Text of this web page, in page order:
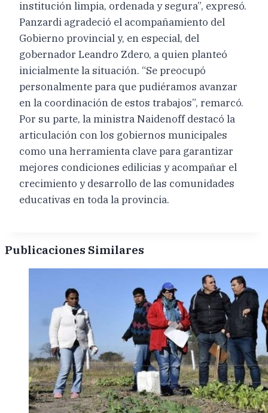
institución limpia, ordenada y segura”, expresó.
Panzardi agradeció el acompañamiento del
Gobierno provincial y, en especial, del
gobernador Leandro Zdero, a quien planteó
inicialmente la situación. “Se preocupó
personalmente para que pudiéramos avanzar
en la coordinación de estos trabajos”, remarcó.
Por su parte, la ministra Naidenoff destacó la
articulación con los gobiernos municipales
como una herramienta clave para garantizar
mejores condiciones edilicias y acompañar el
crecimiento y desarrollo de las comunidades
educativas en toda la provincia.
Publicaciones Similares